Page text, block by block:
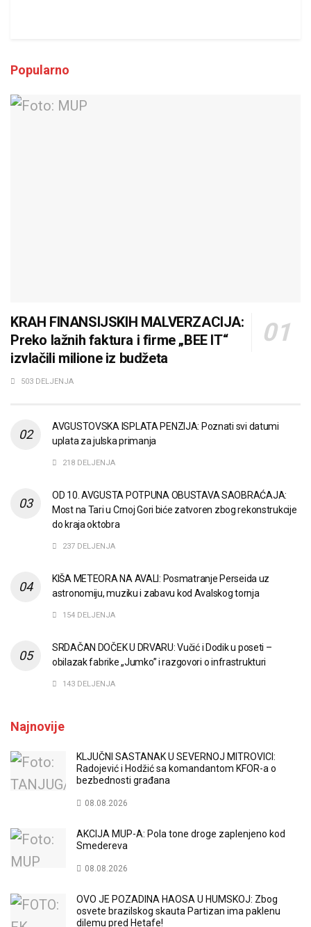
Popularno
KRAH FINANSIJSKIH MALVERZACIJA:
Preko lažnih faktura i firme „BEE IT“
izvlačili milione iz budžeta
503 DELJENJA
AVGUSTOVSKA ISPLATA PENZIJA: Poznati svi datumi
uplata za julska primanja
218 DELJENJA
OD 10. AVGUSTA POTPUNA OBUSTAVA SAOBRAĆAJA:
Most na Tari u Crnoj Gori biće zatvoren zbog rekonstrukcije
do kraja oktobra
237 DELJENJA
KIŠA METEORA NA AVALI: Posmatranje Perseida uz
astronomiju, muziku i zabavu kod Avalskog tornja
154 DELJENJA
SRDAČAN DOČEK U DRVARU: Vučić i Dodik u poseti –
obilazak fabrike „Jumko” i razgovori o infrastrukturi
143 DELJENJA
Najnovije
KLJUČNI SASTANAK U SEVERNOJ MITROVICI:
Radojević i Hodžić sa komandantom KFOR-a o
bezbednosti građana
08.08.2026
AKCIJA MUP-A: Pola tone droge zaplenjeno kod
Smedereva
08.08.2026
OVO JE POZADINA HAOSA U HUMSKOJ: Zbog
osvete brazilskog skauta Partizan ima paklenu
dilemu pred Hetafe!